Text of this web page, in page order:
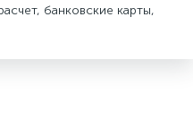
банковские карты,